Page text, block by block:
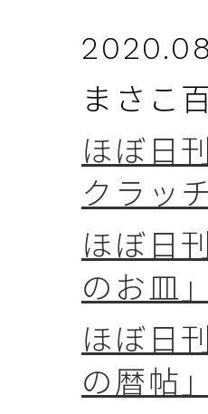
2020.08
まさこ
ほぼ日
クラッ
ほぼ日
のお皿」
ほぼ日
の暦帖」